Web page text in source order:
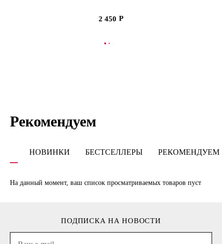
2 450
В КОРЗИНУ
Рекомендуем
НОВИНКИ БЕСТСЕЛЛЕРЫ РЕКОМЕНДУЕМ
На данный момент, ваш список просматриваемых товаров пуст
ПОДПИСКА НА НОВОСТИ